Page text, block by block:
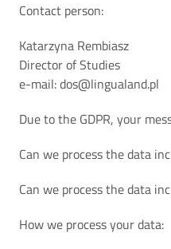
Contact person:
Katarzyna Rembiasz
Director of Studies
e-mail: dos@lingualand.pl
Due to the GDPR, your
Can we process the data
Can we process the data
How we process your data: